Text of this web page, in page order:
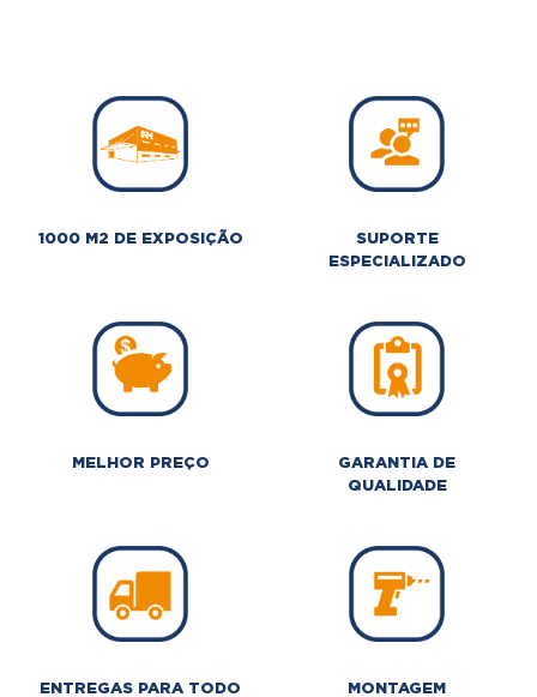
1000 M2 DE EXPOSIÇÃO
SUPORTE
ESPECIALIZADO
MELHOR PREÇO
GARANTIA DE
QUALIDADE
ENTREGAS PARA TODO
MONTAGEM